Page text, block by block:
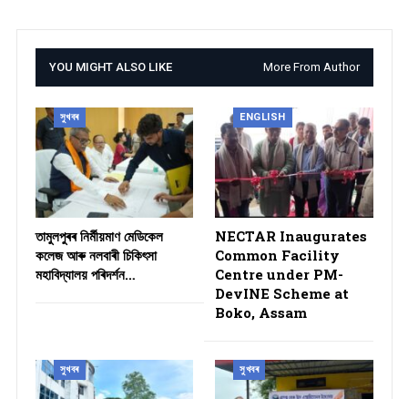
YOU MIGHT ALSO LIKE More From Author
সুখবৰ
তামুলপুৰৰ নিৰ্মীয়মাণ মেডিকেল
কলেজ আৰু নলবাৰী চিকিৎসা
মহাবিদ্যালয় পৰিদৰ্শন…
ENGLISH
NECTAR Inaugurates
Common Facility
Centre under PM-
DevINE Scheme at
Boko, Assam
সুখবৰ সুখবৰ